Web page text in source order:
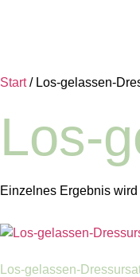
Start/ Los-gelassen-
Los-
Einzelnes Ergebnis
Los-gelassen-